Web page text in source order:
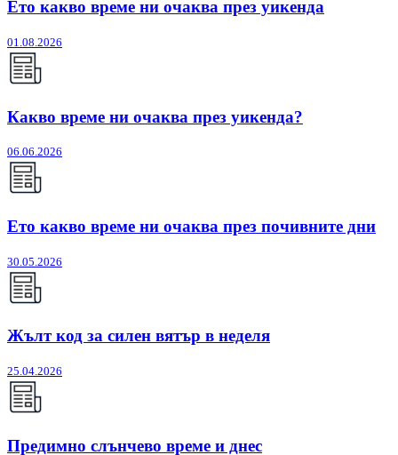
Ето какво време ни очаква през уикенда
01.08.2026
Какво време ни очаква през уикенда?
06.06.2026
Ето какво време ни очаква през почивните дни
30.05.2026
Жълт код за силен вятър в неделя
25.04.2026
Предимно слънчево време и днес